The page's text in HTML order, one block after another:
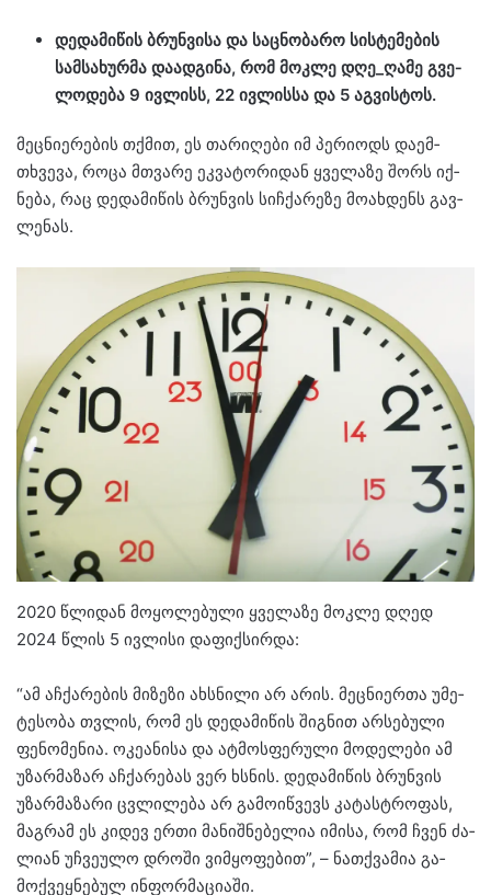
დე­და­მი­წის ბრუნ­ვი­სა და საც­ნო­ბა­რო სის­ტე­მე­ბის
სამ­სა­ხურ­მა და­ად­გი­ნა, რომ მოკ­ლე დღე_ღამე გვე­
ლო­დე­ბა 9 ივ­ლისს, 22 ივ­ლის­სა და 5 აგ­ვის­ტოს.
მეც­ნი­ე­რე­ბის თქმით, ეს თა­რი­ღე­ბი იმ პე­რი­ოდს და­ემ­
თხვე­ვა, როცა მთვა­რე ეკ­ვა­ტო­რი­დან ყვე­ლა­ზე შორს იქ­
ნე­ბა, რაც დე­და­მი­წის ბრუნ­ვის სიჩ­ქა­რე­ზე მო­ახ­დენს გავ­
ლე­ნას.
2020 წლი­დან მო­ყო­ლე­ბუ­ლი ყვე­ლა­ზე მოკ­ლე დღედ
2024 წლის 5 ივ­ლი­სი და­ფიქ­სირ­და:
“ამ აჩ­ქა­რე­ბის მი­ზე­ზი ახ­სნი­ლი არ არის. მეც­ნი­ერ­თა უმე­
ტე­სო­ბა თვლის, რომ ეს დე­და­მი­წის შიგ­ნით არ­სე­ბუ­ლი
ფე­ნო­მე­ნია. ოკე­ა­ნი­სა და ატ­მოს­ფე­რუ­ლი მო­დე­ლე­ბი ამ
უზარ­მა­ზარ აჩ­ქა­რე­ბას ვერ ხსნის. დე­და­მი­წის ბრუნ­ვის
უზარ­მა­ზა­რი ცვლი­ლე­ბა არ გა­მო­იწ­ვევს კა­ტას­ტრო­ფას,
მაგ­რამ ეს კი­დევ ერთი მა­ნიშ­ნე­ბე­ლია იმი­სა, რომ ჩვენ ძა­
ლი­ან უჩ­ვე­უ­ლო დრო­ში ვიმ­ყო­ფე­ბით”, – ნათ­ქვა­მია გა­
მოქ­ვეყ­ნე­ბულ ინ­ფორ­მა­ცი­ა­ში.